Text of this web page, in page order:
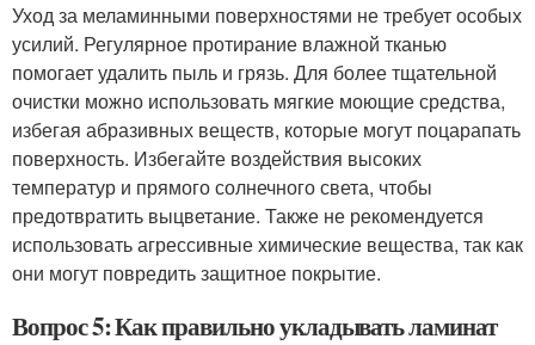
Уход за меламинными поверхностями не требует особых
усилий. Регулярное протирание влажной тканью
помогает удалить пыль и грязь. Для более тщательной
очистки можно использовать мягкие моющие средства,
избегая абразивных веществ, которые могут поцарапать
поверхность. Избегайте воздействия высоких
температур и прямого солнечного света, чтобы
предотвратить выцветание. Также не рекомендуется
использовать агрессивные химические вещества, так как
они могут повредить защитное покрытие.
Вопрос 5: Как правильно укладывать ламинат